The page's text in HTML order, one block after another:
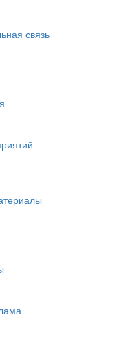
связь